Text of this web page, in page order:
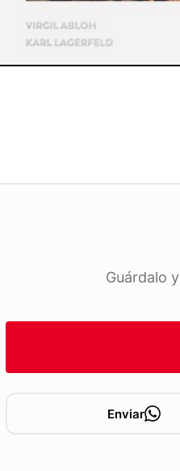
Guárdalo
Enviar